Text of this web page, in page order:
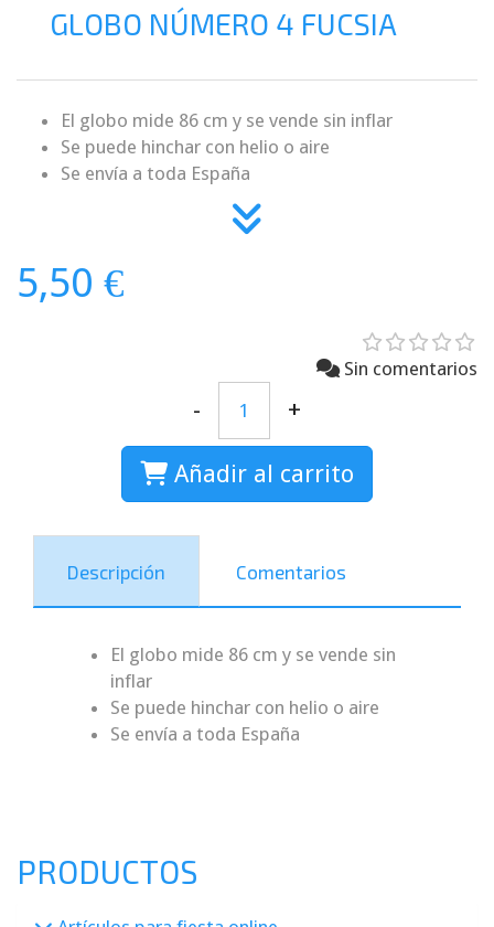
GLOBO NÚMERO 4 FUCSIA
El globo mide 86 cm y se vende sin inflar
Se puede hinchar con helio o aire
Se envía a toda España
5,50 €
Sin comentarios
- +
Añadir al carrito
Descripción Comentarios
El globo mide 86 cm y se vende sin
inflar
Se puede hinchar con helio o aire
Se envía a toda España
PRODUCTOS